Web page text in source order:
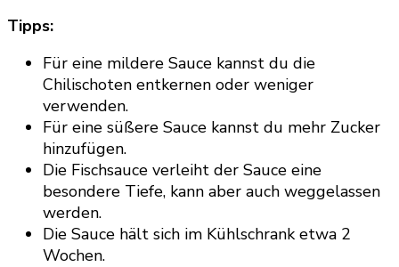
Tipps:
Für eine mildere Sauce kannst du die
Chilischoten entkernen oder weniger
verwenden.
Für eine süßere Sauce kannst du mehr Zucker
hinzufügen.
Die Fischsauce verleiht der Sauce eine
besondere Tiefe, kann aber auch weggelassen
werden.
Die Sauce hält sich im Kühlschrank etwa 2
Wochen.